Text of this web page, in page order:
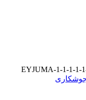
EYJUMA-1-1-1-1-